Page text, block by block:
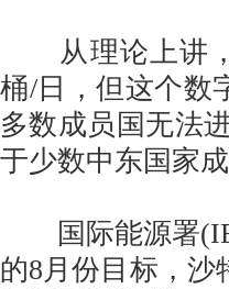
从理论上讲，
桶/日，但这个数
多数成员国无法
于少数中东国家成
国际能源署
的8月份目标，沙